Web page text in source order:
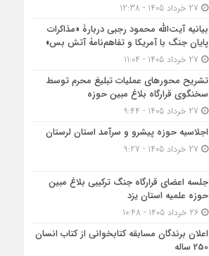
بیانیه آیت‌الله محمود رجبی دربارۀ «مذاکرات
پایان جنگ با آمریکا و تفاهم‌نامۀ آتش بس»
تشریح محورهای عملیات تبلیغ محرم توسط
سخنگوی قرارگاه بلاغ مبین حوزه
اجلاسیه حوزه پیشرو و سرآمد استان لرستان
جلسه اعضای قرارگاه جنگ ترکیبی بلاغ مبین
حوزه علمیه استان یزد
26 خرداد 1405 - 10:48
اعلان برندگان مسابقه کتابخوانی از کتاب انسان
250 ساله